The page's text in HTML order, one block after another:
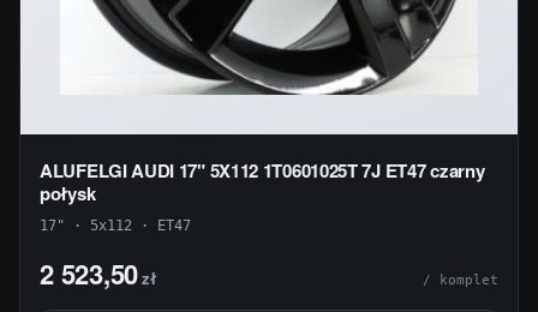
ALUFELGI AUDI 17" 5X112 1T0601025T 7J ET47 czarny
połysk
17" · 5x112 · ET47
2 523,50zł / komplet